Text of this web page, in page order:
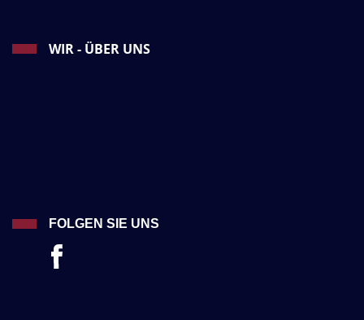
WIR - ÜBER UNS
FOLGEN SIE UNS